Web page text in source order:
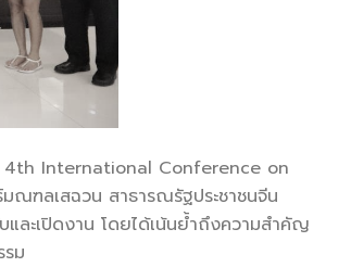
4th International Conference on
ฑลเสฉวน สาธารณรัฐประชาชนจีน
ละเปิดงาน โดยได้เน้นย้ำถึงความสำคัญ
ม